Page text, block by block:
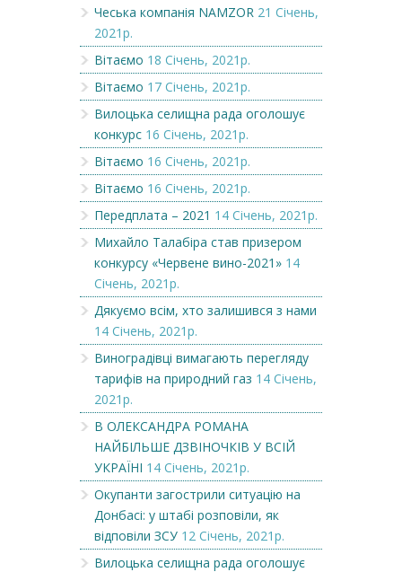
Чеська компанія NAMZOR 21 Січень,
2021р.
Вітаємо 18 Січень, 2021р.
Вітаємо 17 Січень, 2021р.
Вилоцька селищна рада оголошує
конкурс 16 Січень, 2021р.
Вітаємо 16 Січень, 2021р.
Вітаємо 16 Січень, 2021р.
Передплата – 2021 14 Січень, 2021р.
Михайло Талабіра став призером
конкурсу «Червене вино-2021» 14
Січень, 2021р.
Дякуємо всім, хто залишився з нами
14 Січень, 2021р.
Виноградівці вимагають перегляду
тарифів на природний газ 14 Січень,
2021р.
В ОЛЕКСАНДРА РОМАНА
НАЙБІЛЬШЕ ДЗВІНОЧКІВ У ВСІЙ
УКРАЇНІ 14 Січень, 2021р.
Окупанти загострили ситуацію на
Донбасі: у штабі розповіли, як
відповіли ЗСУ 12 Січень, 2021р.
Вилоцька селищна рада оголошує